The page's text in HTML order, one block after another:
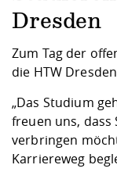
Career Service
Angebote für
Kontakt und
Dresden
Zum Tag der
die HTW
„Das Studium
freuen uns, dass
verbringen
Karriereweg